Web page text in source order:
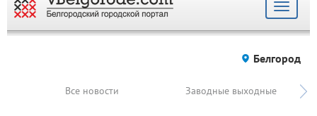
Toggle
Белгород
Все новости Заводные выходные